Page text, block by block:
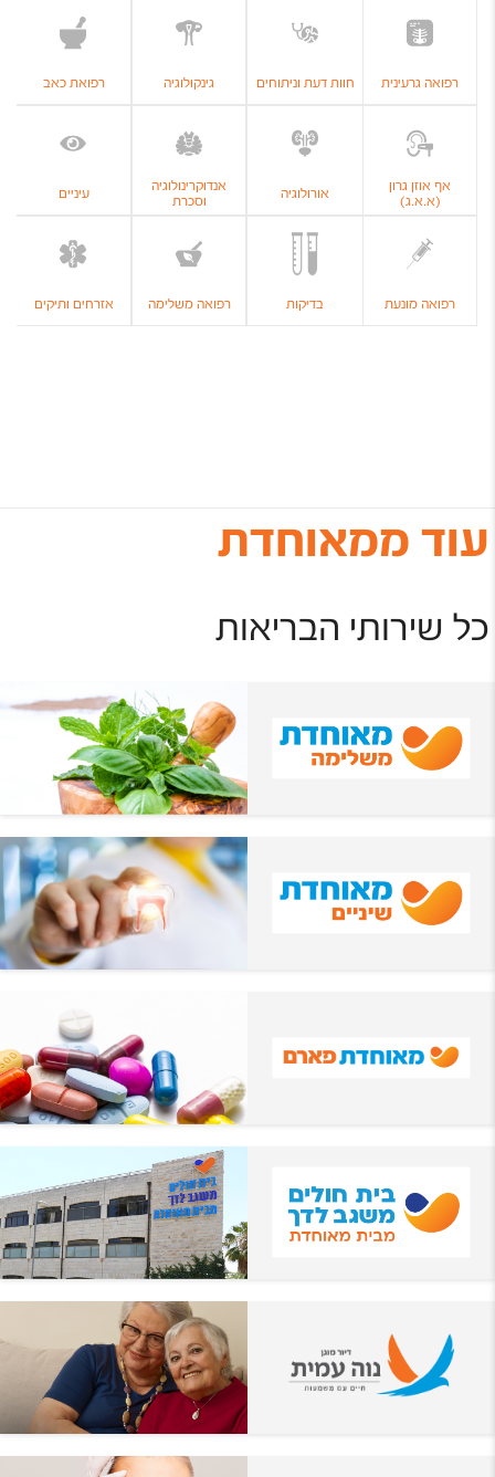
רפואה גרעינית חוות דעת וניתוחים גינקולוגיה רפואת כאב
אף אוזן גרון
(א.א.ג)
אורולוגיה
אנדוקרינולוגיה
וסכרת
עיניים
רפואה מונעת בדיקות רפואה משלימה אזרחים ותיקים
עוד ממאוחדת
כל שירותי הבריאות